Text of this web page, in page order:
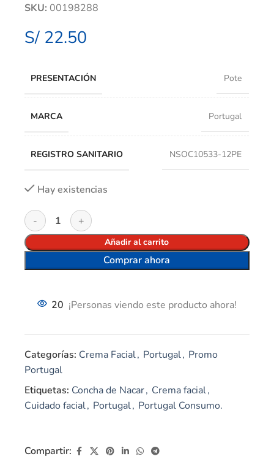
SKU: 00198288
S/ 22.50
PRESENTACIÓN Pote
MARCA Portugal
REGISTRO SANITARIO NSOC10533-12PE
Hay existencias
Añadir al carrito
Comprar ahora
20 ¡Personas viendo este producto ahora!
Categorías: Crema Facial, Portugal, Promo
Portugal
Etiquetas: Concha de Nacar, Crema facial,
Cuidado facial, Portugal, Portugal Consumo.
Compartir: